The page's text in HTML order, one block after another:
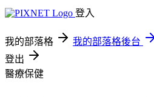
登入
我的部落格 我的部落格後台
登出
醫療保健